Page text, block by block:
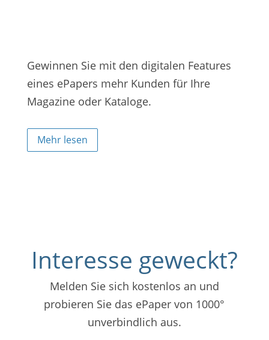
Gewinnen Sie mit den digitalen Features
eines ePapers mehr Kunden für Ihre
Magazine oder Kataloge.
Mehr lesen
Interesse geweckt?
Melden Sie sich kostenlos an und
probieren Sie das ePaper von 1000°
unverbindlich aus.